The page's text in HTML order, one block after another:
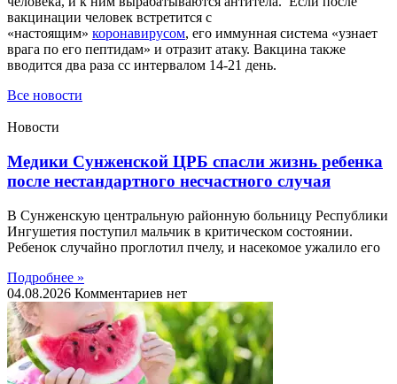
вакцинации человек встретится с
«настоящим» коронавирусом, его иммунная система «узнает
врага по его пептидам» и отразит атаку. Вакцина также
вводится два раза сс интервалом 14-21 день.
Все новости
Новости
Медики Сунженской ЦРБ спасли жизнь ребенка
после нестандартного несчастного случая
В Сунженскую центральную районную больницу Республики
Ингушетия поступил мальчик в критическом состоянии.
Ребенок случайно проглотил пчелу, и насекомое ужалило его
Подробнее »
04.08.2026 Комментариев нет